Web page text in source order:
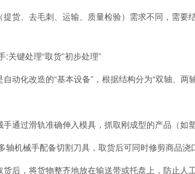
货、去毛刺、运输、质量检验）需求不同，需要
:关键处理“取货”初步处理”
动化改造的“基本设备”，根据结构分为“双轴、两
通过滑轨准确伸入模具，抓取刚成型的产品（如
轴机械手配备切割刀具，取货后可同时修剪商品浇
后，将货物整齐地放在输送带或托盘上，防止人